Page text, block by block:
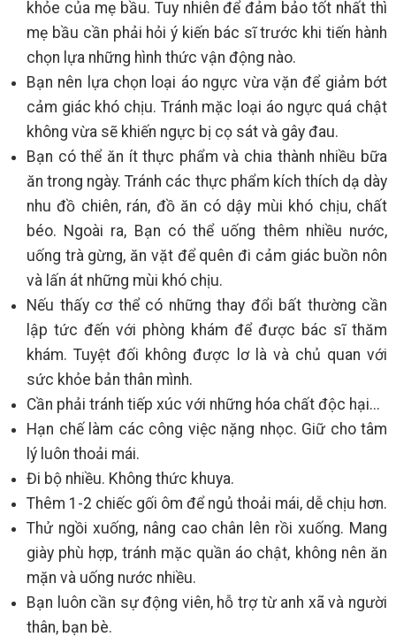
khỏe của mẹ bầu. Tuy nhiên để đảm bảo tốt nhất thì
mẹ bầu cần phải hỏi ý kiến bác sĩ trước khi tiến hành
chọn lựa những hình thức vận động nào.
Bạn nên lựa chọn loại áo ngực vừa vặn để giảm bớt
cảm giác khó chịu. Tránh mặc loại áo ngực quá chật
không vừa sẽ khiến ngực bị cọ sát và gây đau.
Bạn có thể ăn ít thực phẩm và chia thành nhiều bữa
ăn trong ngày. Tránh các thực phẩm kích thích dạ dày
nhu đồ chiên, rán, đồ ăn có dậy mùi khó chịu, chất
béo. Ngoài ra, Bạn có thể uống thêm nhiều nước,
uống trà gừng, ăn vặt để quên đi cảm giác buồn nôn
và lấn át những mùi khó chịu.
Nếu thấy cơ thể có những thay đổi bất thường cần
lập tức đến với phòng khám để được bác sĩ thăm
khám. Tuyệt đối không được lơ là và chủ quan với
sức khỏe bản thân mình.
Cần phải tránh tiếp xúc với những hóa chất độc hại...
Hạn chế làm các công việc nặng nhọc. Giữ cho tâm
lý luôn thoải mái.
Đi bộ nhiều. Không thức khuya.
Thêm 1-2 chiếc gối ôm để ngủ thoải mái, dễ chịu hơn.
Thử ngồi xuống, nâng cao chân lên rồi xuống. Mang
giày phù hợp, tránh mặc quần áo chật, không nên ăn
mặn và uống nước nhiều.
Bạn luôn cần sự động viên, hỗ trợ từ anh xã và người
thân, bạn bè.